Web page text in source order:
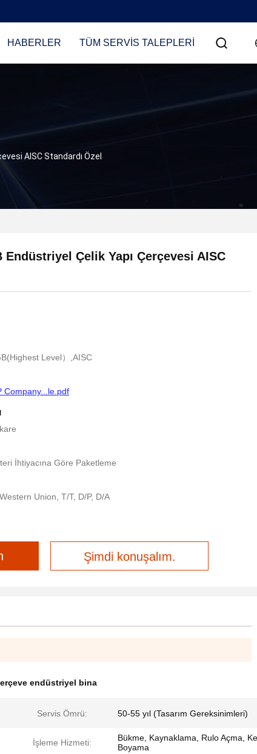
HABERLER TÜM SERVIS TALEPLERI
AISC Standardı Özel
Endüstriyel Çelik Yapı Çerçevesi AISC
Level）,AISC
Company...le.pdf
İhtiyacına Göre Paketleme
Union, T/T, D/P, D/A
Şimdi konuşalım.
endüstriyel bina
Servis Ömrü: 50-55 yıl (Tasarım Gereksinimleri)
İşleme Hizmeti:
Bükme, Kaynaklama, Rulo Açma,
Boyama